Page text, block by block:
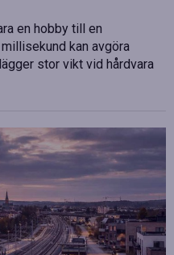
en hobby till en
kan avgöra
stor vikt vid hårdvara